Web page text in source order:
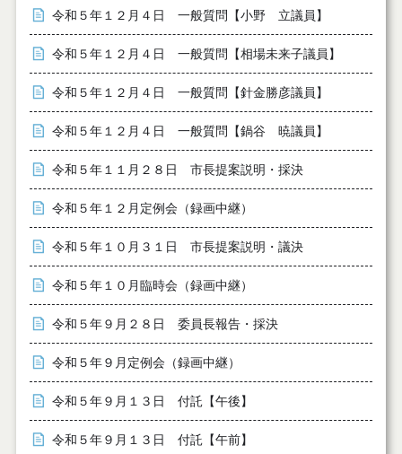
令和５年１２月４日 一般質問【小野 立議員】
令和５年１２月４日 一般質問【相場未来子議員】
令和５年１２月４日 一般質問【針金勝彦議員】
令和５年１２月４日 一般質問【鍋谷 暁議員】
令和５年１１月２８日 市長提案説明・採決
令和５年１２月定例会（録画中継）
令和５年１０月３１日 市長提案説明・議決
令和５年１０月臨時会（録画中継）
令和５年９月２８日 委員長報告・採決
令和５年９月定例会（録画中継）
令和５年９月１３日 付託【午後】
令和５年９月１３日 付託【午前】